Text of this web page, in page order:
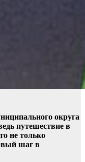
округа
путешествие в
не только
шаг в